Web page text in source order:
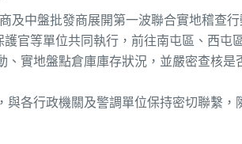
及中盤批發商展開第一波聯合實地稽查
官等單位共同執行，前往南屯區、西屯
實地盤點倉庫庫存狀況，並嚴密查核是
各行政機關及警調單位保持密切聯繫，